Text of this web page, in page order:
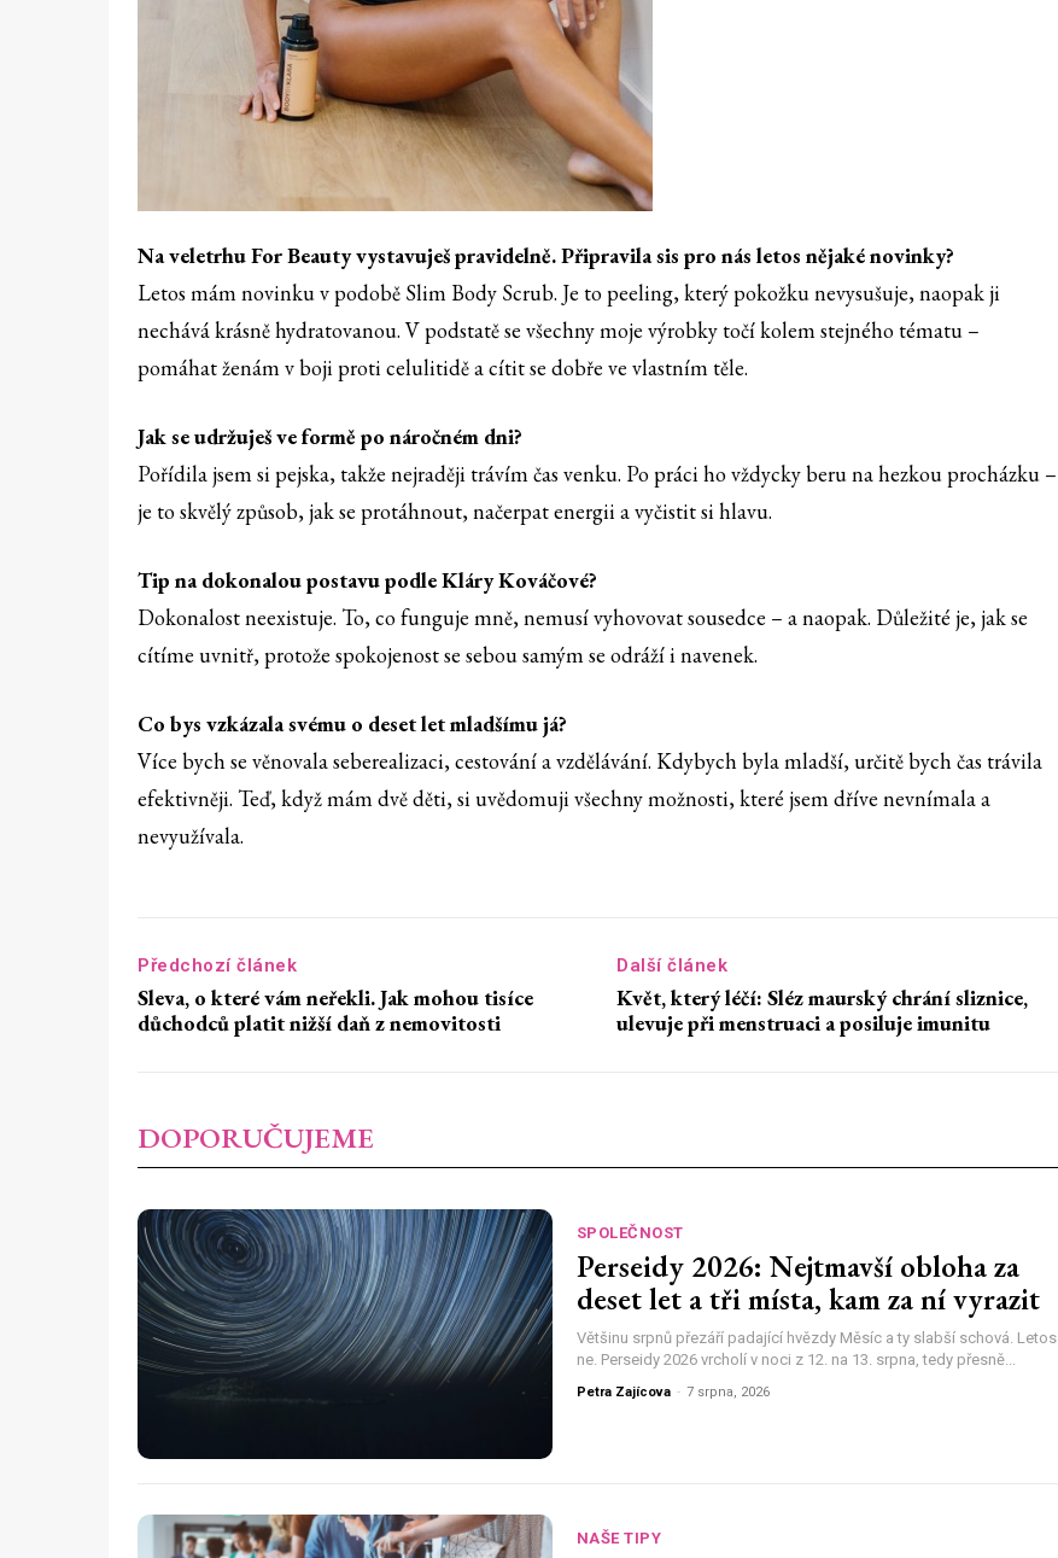
Na veletrhu For Beauty vystavuješ pravidelně. Připravila sis pro nás letos nějaké novinky?
Letos mám novinku v podobě Slim Body Scrub. Je to peeling, který pokožku nevysušuje, naopak ji
nechává krásně hydratovanou. V podstatě se všechny moje výrobky točí kolem stejného tématu –
pomáhat ženám v boji proti celulitidě a cítit se dobře ve vlastním těle.
Jak se udržuješ ve formě po náročném dni?
Pořídila jsem si pejska, takže nejraději trávím čas venku. Po práci ho vždycky beru na hezkou procházku –
je to skvělý způsob, jak se protáhnout, načerpat energii a vyčistit si hlavu.
Tip na dokonalou postavu podle Kláry Kováčové?
Dokonalost neexistuje. To, co funguje mně, nemusí vyhovovat sousedce – a naopak. Důležité je, jak se
cítíme uvnitř, protože spokojenost se sebou samým se odráží i navenek.
Co bys vzkázala svému o deset let mladšímu já?
Více bych se věnovala seberealizaci, cestování a vzdělávání. Kdybych byla mladší, určitě bych čas trávila
efektivněji. Teď, když mám dvě děti, si uvědomuji všechny možnosti, které jsem dříve nevnímala a
nevyužívala.
Předchozí článek
Sleva, o které vám neřekli. Jak mohou tisíce
důchodců platit nižší daň z nemovitosti
Další článek
Květ, který léčí: Sléz maurský chrání sliznice,
ulevuje při menstruaci a posiluje imunitu
DOPORUČUJEME
SPOLEČNOST
Perseidy 2026: Nejtmavší obloha za
deset let a tři místa, kam za ní vyrazit
Většinu srpnů přezáří padající hvězdy Měsíc a ty slabší schová. Letos
ne. Perseidy 2026 vrcholí v noci z 12. na 13. srpna, tedy přesně...
Petra Zajícova - 7 srpna, 2026
NAŠE TIPY